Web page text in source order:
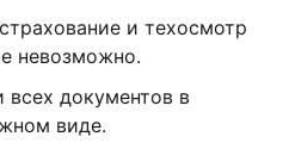
и техосмотр
невозможно.
всех документов в
виде.